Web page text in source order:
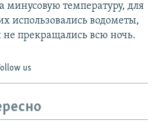
минусовую температуру, для
использовались водометы,
не прекращались всю ночь.
us